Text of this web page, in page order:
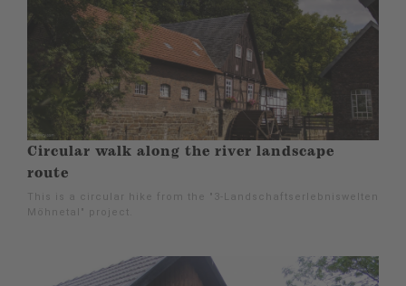
Circular walk along the river landscape
route
This is a circular hike from the "3-Landschaftserlebniswelten
Möhnetal" project.